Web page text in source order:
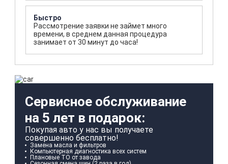
Быстро
Рассмотрение заявки не займет много
времени, в среднем данная процедура
занимает от 30 минут до часа!
Сервисное обслуживание
на 5 лет в подарок:
Покупая авто у нас вы получаете
совершенно бесплатно!
Замена масла и фильтров
Компьютерная диагностика всех систем
Плановые ТО от завода